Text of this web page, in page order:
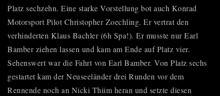
Platz sechzehn. Eine starke Vorstellung bot auch Konrad
Motorsport Pilot Christopher Zoechling. Er vertrat den
verhinderten Klaus Bachler (6h Spa!). Er musste nur Earl
Bamber ziehen lassen und kam am Ende auf Platz vier.
Sehenswert war die Fahrt von Earl Bamber. Von Platz sechs
gestartet kam der Neuseeländer drei Runden vor dem
Rennende noch an Nicki Thiim heran und setzte diesen